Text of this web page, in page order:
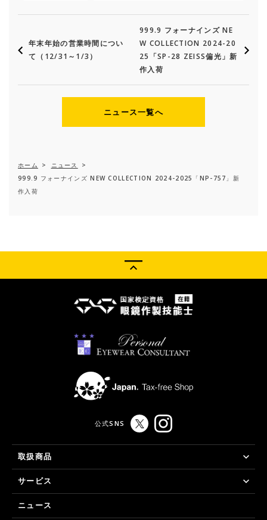
年末年始の営業時間につい
て（12/31～1/3）
999.9 フォーナインズ NE
W COLLECTION 2024-20
25「SP-28 ZEISS偏光」新
作入荷
ニュース一覧へ
ホーム > ニュース
>
999.9 フォーナインズ NEW COLLECTION 2024-2025「NP-757」新
作入荷
公式SNS
取扱商品
サービス
ニュース